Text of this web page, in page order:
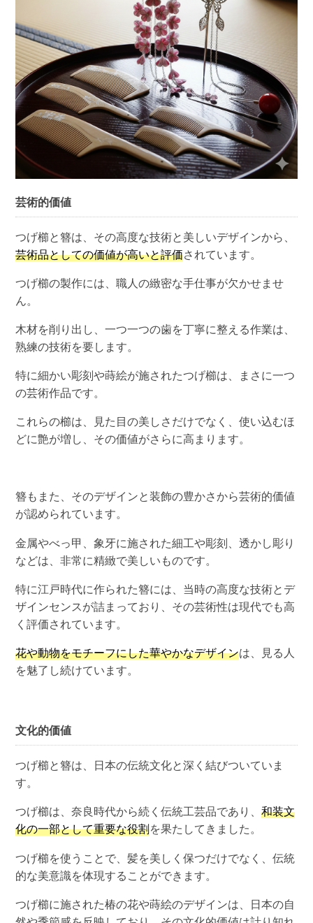
芸術的価値
つげ櫛と簪は、その高度な技術と美しいデザインから、
芸術品としての価値が高いと評価されています。
つげ櫛の製作には、職人の緻密な手仕事が欠かせませ
ん。
木材を削り出し、一つ一つの歯を丁寧に整える作業は、
熟練の技術を要します。
特に細かい彫刻や蒔絵が施されたつげ櫛は、まさに一つ
の芸術作品です。
これらの櫛は、見た目の美しさだけでなく、使い込むほ
どに艶が増し、その価値がさらに高まります。
簪もまた、そのデザインと装飾の豊かさから芸術的価値
が認められています。
金属やべっ甲、象牙に施された細工や彫刻、透かし彫り
などは、非常に精緻で美しいものです。
特に江戸時代に作られた簪には、当時の高度な技術とデ
ザインセンスが詰まっており、その芸術性は現代でも高
く評価されています。
花や動物をモチーフにした華やかなデザインは、見る人
を魅了し続けています。
文化的価値
つげ櫛と簪は、日本の伝統文化と深く結びついていま
す。
つげ櫛は、奈良時代から続く伝統工芸品であり、和装文
化の一部として重要な役割を果たしてきました。
つげ櫛を使うことで、髪を美しく保つだけでなく、伝統
的な美意識を体現することができます。
つげ櫛に施された椿の花や蒔絵のデザインは、日本の自